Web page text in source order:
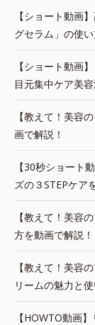
【ショート動画
グセラム」の使
【ショート動画
目元集中ケア美
【教えて！美容
画で解説！
【30秒ショート
ズの３STEPケア
【教えて！美容
方を動画で解説！
【教えて！美容
リームの魅力と
【HOWTO動画